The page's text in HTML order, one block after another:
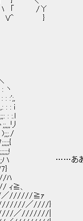
| ハ 「 /Υ
V^ }
:';,
: : i
:.l
リ
ああ、そ
、
//////≧ｧ
／////}
///////|